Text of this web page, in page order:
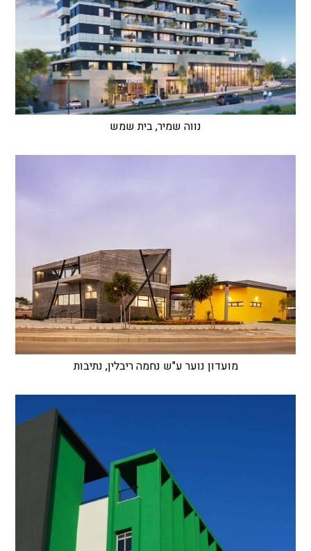
נווה שמיר, בית שמש
מועדון נוער ע"ש נחמה ריבלין, נתיבות